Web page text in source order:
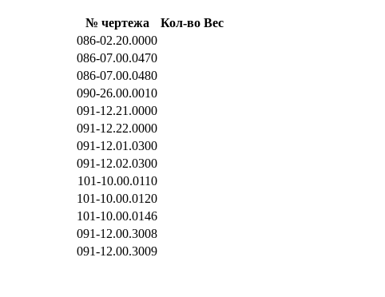
№ чертежа Кол-во Вес
086-02.20.0000
086-07.00.0470
086-07.00.0480
090-26.00.0010
091-12.21.0000
091-12.22.0000
091-12.01.0300
091-12.02.0300
101-10.00.0110
101-10.00.0120
101-10.00.0146
091-12.00.3008
091-12.00.3009